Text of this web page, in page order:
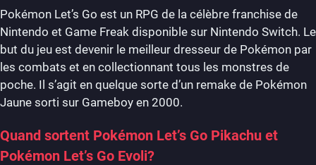
Pokémon Let’s Go est un RPG de la célèbre franchise de
Nintendo et Game Freak disponible sur Nintendo Switch. Le
but du jeu est devenir le meilleur dresseur de Pokémon par
les combats et en collectionnant tous les monstres de
poche. Il s’agit en quelque sorte d’un remake de Pokémon
Jaune sorti sur Gameboy en 2000.
Quand sortent Pokémon Let’s Go Pikachu et
Pokémon Let’s Go Evoli?